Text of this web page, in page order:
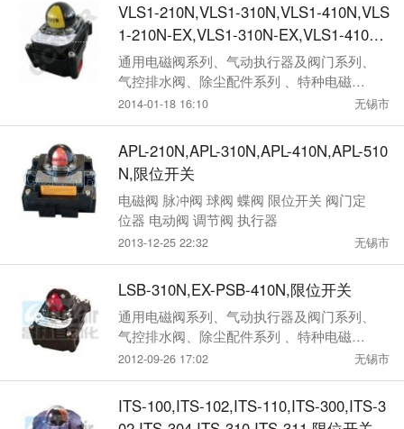
VLS1-210N,VLS1-310N,VLS1-410N,VLS
1-210N-EX,VLS1-310N-EX,VLS1-410N-
EX,限位开关
通用电磁阀系列、气动执行器及阀门系列、
气控排水阀、除尘配件系列 、特种电磁阀
系列
2014-01-18 16:10 无锡市
APL-210N,APL-310N,APL-410N,APL-510
N,限位开关
电磁阀 脉冲阀 球阀 蝶阀 限位开关 阀门定
位器 电动阀 调节阀 执行器
2013-12-25 22:32 无锡市
LSB-310N,EX-PSB-410N,限位开关
通用电磁阀系列、气动执行器及阀门系列、
气控排水阀、除尘配件系列 、特种电磁阀
系列
2012-09-26 17:02 无锡市
ITS-100,ITS-102,ITS-110,ITS-300,ITS-3